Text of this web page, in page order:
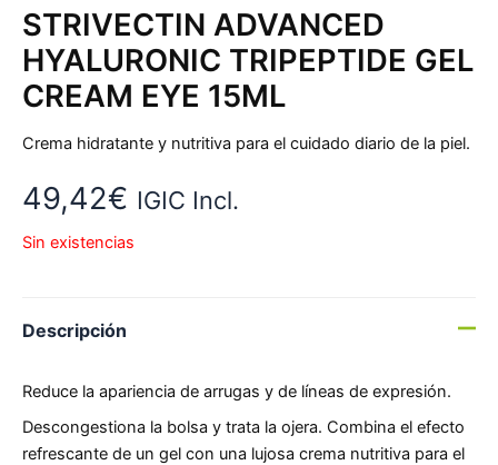
STRIVECTIN ADVANCED
HYALURONIC TRIPEPTIDE GEL
CREAM EYE 15ML
Crema hidratante y nutritiva para el cuidado diario de la piel.
49,42€ IGIC Incl.
Sin existencias
Descripción
Reduce la apariencia de arrugas y de líneas de expresión.
Descongestiona la bolsa y trata la ojera. Combina el efecto
refrescante de un gel con una lujosa crema nutritiva para el